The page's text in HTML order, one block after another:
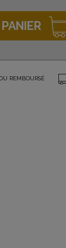
REMBOURSÉ